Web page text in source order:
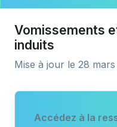
Vomissements
induits
Mise à jour le 28
Accédez à la